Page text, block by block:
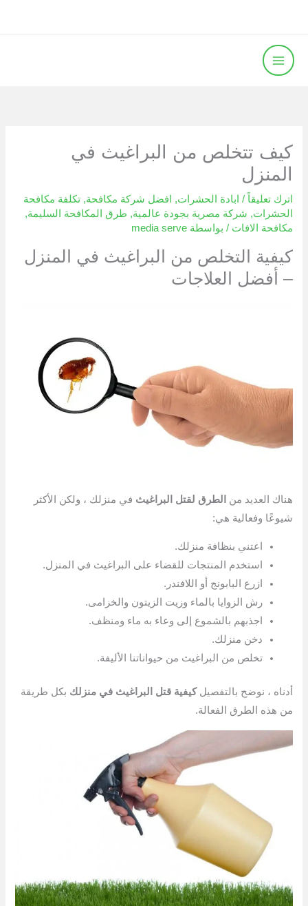
المحتوى
كيف تتخلص من البراغيث في
المنزل
اترك تعليقاً / ابادة الحشرات, افضل شركة مكافحة,تكلفة مكافحة
الحشرات, شركة مصرية بجودة عالمية, طرق المكافحة السليمة,
مكافحة الافات / بواسطة media serve
كيفية التخلص من البراغيث في المنزل
– أفضل العلاجات
هناك العديد من الطرق لقتل البراغيث في منزلك ، ولكن الأكثر
شيوعًا وفعالية هي:
اعتني بنظافة منزلك.
استخدم المنتجات للقضاء على البراغيث في المنزل.
ازرع البابونج أو اللافندر.
رش الزوايا بالماء وزيت الزيتون والخزامى.
اجذبهم بالشموع إلى وعاء به ماء ومنظف.
دخن منزلك.
تخلص من البراغيث من حيواناتنا الأليفة.
أدناه ، نوضح بالتفصيلكيفية قتل البراغيث في منزلك بكل طريقة
من هذه الطرق الفعالة.